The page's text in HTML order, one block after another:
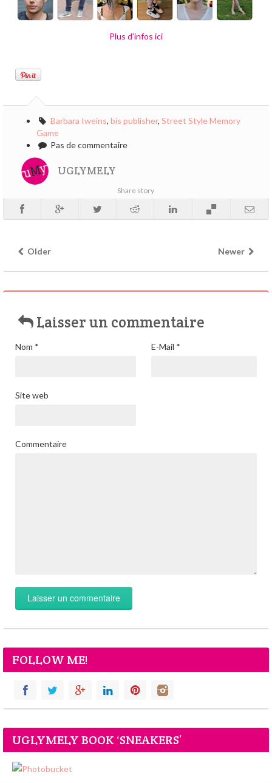
Plus d’infos ici
Barbara Iweins, bis publisher, Street Style Memory
Game
Pas de commentaire
UGLYMELY
Share story
Older Newer
Laisser un commentaire
Nom * E-Mail *
Site web
Commentaire
FOLLOW ME!
UGLYMELY BOOK ‘SNEAKERS’